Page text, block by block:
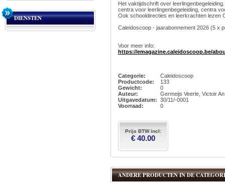
DIENSTEN
Het vaktijdschrift over
centra voor leerlingenbegeleiding, centra
Ook schooldirecties en leerkrachten lezen
Caleidoscoop - jaarabonnement 2026 (5 x
Voor meer info:
https://emagazine.caleidoscoop.be/
Categorie:
Caleidoscoop
Productcode:
133
Gewicht:
0
Auteur:
Germeijs Veerle, Victoir An
Uitgavedatum: 30/11/-0001
Voorraad:
0
Prijs BTW incl:
€ 40.00
ANDERE PRODUCTEN IN DE